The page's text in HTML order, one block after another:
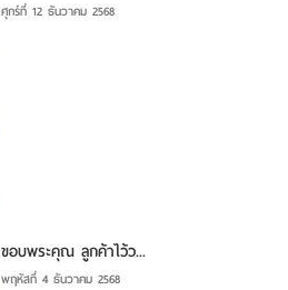
ศุกร์ที่ 12 ธันวาคม 2568
ขอบพระคุณ ลูกค้าไว้ว...
พฤหัสที่ 4 ธันวาคม 2568